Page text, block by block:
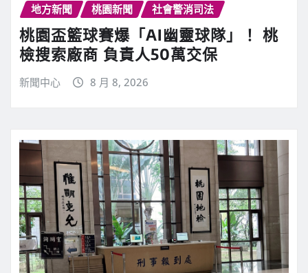
地方新聞 桃園新聞 社會警消司法
桃園盃籃球賽爆「AI幽靈球隊」！ 桃
檢搜索廠商 負責人50萬交保
新聞中心 8 月 8, 2026